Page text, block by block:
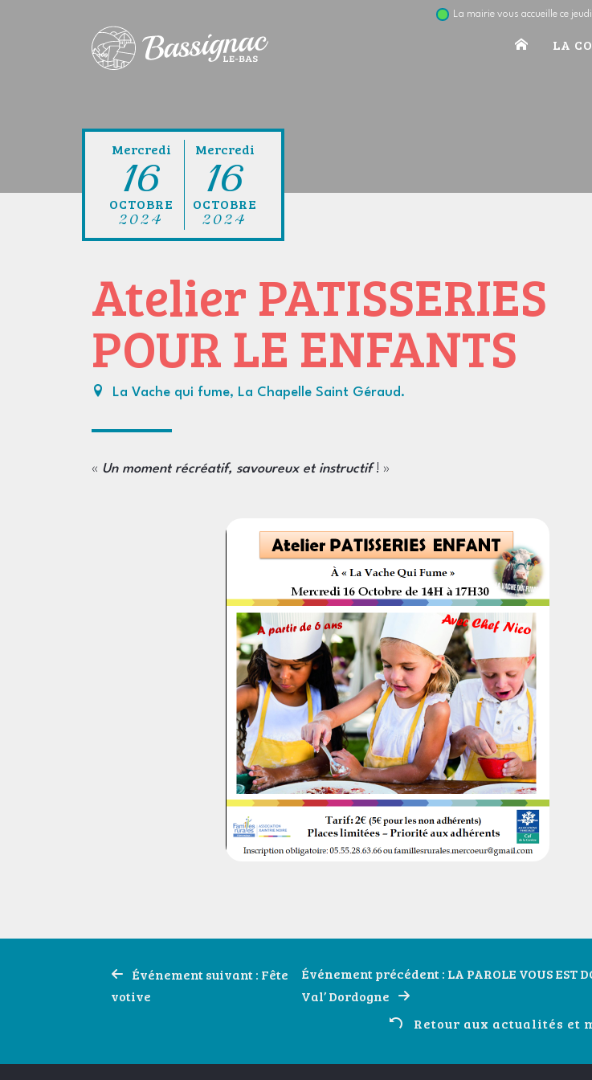
La mairie vous accueille ce
LA
Mercredi
16
OCTOBRE
2024
Mercredi
16
OCTOBRE
2024
Atelier PATISSERIES
POUR LE ENFANTS
La Vache qui fume, La Chapelle Saint Géraud.
« Un moment récréatif, savoureux et instructif! »
Navigation
de
Événement suivant : Fête
votive
Événement précédent : LA PAROLE VOUS
Val’ Dordogne
Retour aux actualités et